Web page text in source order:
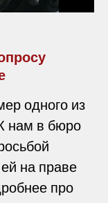
одного из
нам в бюро
на праве
про